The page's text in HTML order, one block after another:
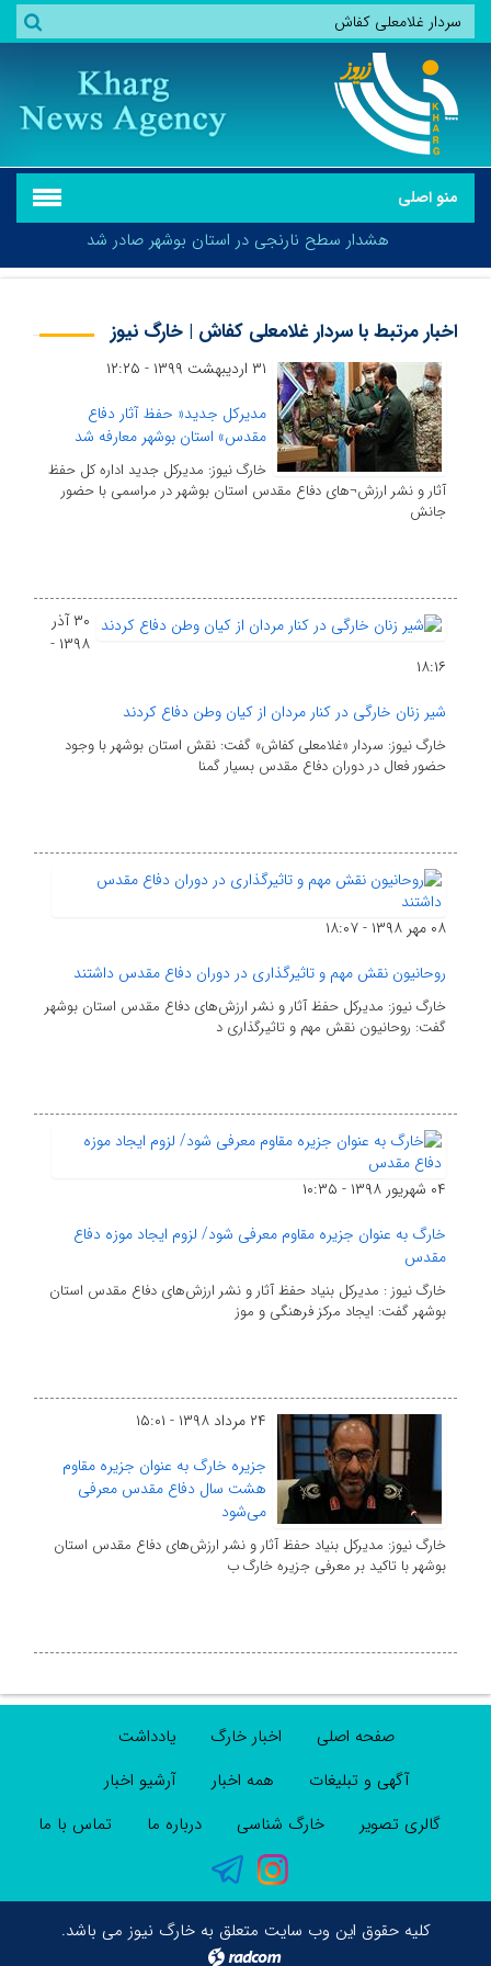
منو اصلی
هشدار سطح نارنجی در استان بوشهر صادر شد
هشدار سطح نارنجی در استان بوشهر صادر شد
اخبار مرتبط با سردار غلامعلی کفاش | خارگ نیوز
۳۱ اردیبهشت ۱۳۹۹ - ۱۲:۲۵
مدیرکل جدید« حفظ آثار دفاع
مقدس» استان بوشهر معارفه شد
خارگ نیوز: مدیرکل جدید اداره کل حفظ
آثار و نشر ارزش¬های دفاع مقدس استان بوشهر در مراسمی با حضور
جانش
۳۰ آذر
۱۳۹۸ -
۱۸:۱۶
شیر زنان خارگی در کنار مردان از کیان وطن دفاع کردند
خارگ نیوز: سردار «غلامعلی کفاش» گفت: نقش استان بوشهر با وجود
حضور فعال در دوران دفاع مقدس بسیار گمنا
۰۸ مهر ۱۳۹۸ - ۱۸:۰۷
روحانیون نقش مهم و تاثیرگذاری در دوران دفاع مقدس داشتند
خارگ نیوز: مدیرکل حفظ آثار و نشر ارزش‌های دفاع مقدس استان بوشهر
گفت: روحانیون نقش مهم و تاثیرگذاری د
۰۴ شهریور ۱۳۹۸ - ۱۰:۳۵
خارگ به عنوان جزیره مقاوم معرفی شود/ لزوم ایجاد موزه دفاع
مقدس
خارگ نیوز : مدیرکل بنیاد حفظ آثار و نشر ارزش‌های دفاع مقدس استان
بوشهر گفت: ایجاد مرکز فرهنگی و موز
۲۴ مرداد ۱۳۹۸ - ۱۵:۰۱
جزیره خارگ به عنوان جزیره مقاوم
هشت سال دفاع مقدس معرفی
می‌شود
خارگ نیوز: مدیرکل بنیاد حفظ آثار و نشر ارزش‌های دفاع مقدس استان
بوشهر با تاکید بر معرفی جزیره خارگ ب
صفحه اصلی اخبار خارگ
یادداشت
آگهی و تبلیغات
همه اخبار
آرشیو اخبار
گالری تصویر
خارگ شناسی درباره ما تماس با ما
کلیه حقوق این وب سایت متعلق به خارگ نیوز می باشد.
radcom